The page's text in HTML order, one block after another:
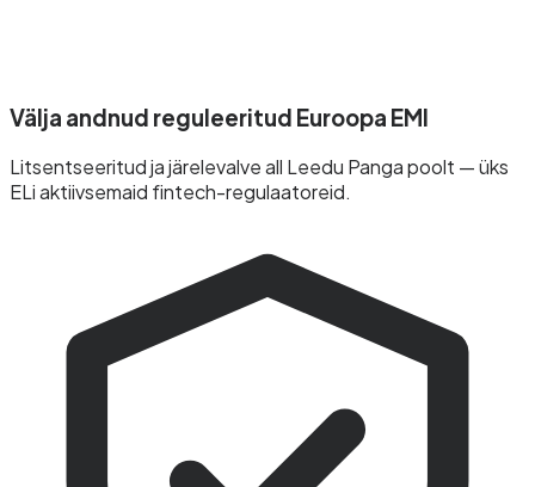
Välja andnud reguleeritud Euroopa EMI
Litsentseeritud ja järelevalve all Leedu Panga poolt — üks
ELi aktiivsemaid fintech-regulaatoreid.